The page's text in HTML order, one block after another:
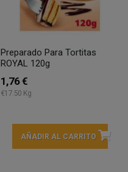
Preparado Para Tortitas
ROYAL 120g
1,76 €
€17.50 Kg
AÑADIR AL CARRITO